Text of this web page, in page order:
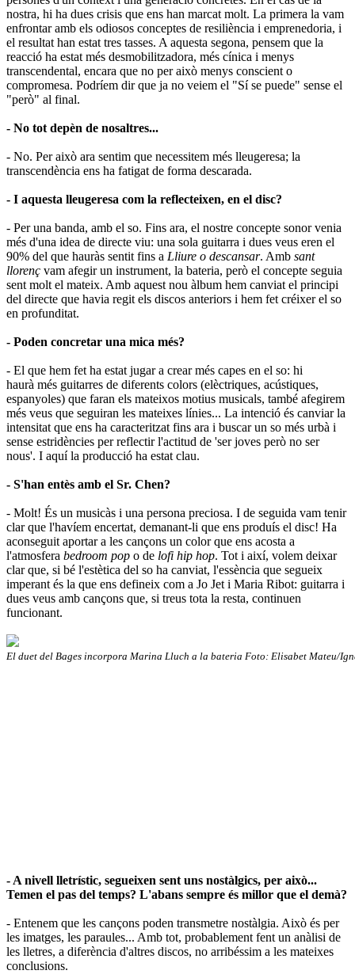
nostra, hi ha dues crisis que ens han marcat molt. La primera la vam
enfrontar amb els odiosos conceptes de resiliència i emprenedoria, i
el resultat han estat tres tasses. A aquesta segona, pensem que la
reacció ha estat més desmobilitzadora, més cínica i menys
transcendental, encara que no per això menys conscient o
compromesa. Podríem dir que ja no veiem el "Sí se puede" sense el
"però" al final.
- No tot depèn de nosaltres...
- No. Per això ara sentim que necessitem més lleugeresa; la
transcendència ens ha fatigat de forma descarada.
- I aquesta lleugeresa com la reflecteixen, en el disc?
- Per una banda, amb el so. Fins ara, el nostre concepte sonor venia
més d'una idea de directe viu: una sola guitarra i dues veus eren el
90% del que hauràs sentit fins a Lliure o descansar. Amb sant
llorenç vam afegir un instrument, la bateria, però el concepte seguia
sent molt el mateix. Amb aquest nou àlbum hem canviat el principi
del directe que havia regit els discos anteriors i hem fet créixer el so
en profunditat.
- Poden concretar una mica més?
- El que hem fet ha estat jugar a crear més capes en el so: hi
haurà més guitarres de diferents colors (elèctriques, acústiques,
espanyoles) que faran els mateixos motius musicals, també afegirem
més veus que seguiran les mateixes línies... La intenció és canviar la
intensitat que ens ha caracteritzat fins ara i buscar un so més urbà i
sense estridències per reflectir l'actitud de 'ser joves però no ser
nous'. I aquí la producció ha estat clau.
- S'han entès amb el Sr. Chen?
- Molt! És un musicàs i una persona preciosa. I de seguida vam tenir
clar que l'havíem encertat, demanant-li que ens produís el disc! Ha
aconseguit aportar a les cançons un color que ens acosta a
l'atmosfera bedroom pop o de lofi hip hop. Tot i així, volem deixar
clar que, si bé l'estètica del so ha canviat, l'essència que segueix
imperant és la que ens defineix com a Jo Jet i Maria Ribot: guitarra i
dues veus amb cançons que, si treus tota la resta, continuen
funcionant.
El duet del Bages incorpora Marina Lluch a la bateria Foto: Elisabet Mateu/
- A nivell lletrístic, segueixen sent uns nostàlgics, per això...
Temen el pas del temps? L'abans sempre és millor que el demà?
- Entenem que les cançons poden transmetre nostàlgia. Això és per
les imatges, les paraules... Amb tot, probablement fent un anàlisi de
les lletres, a diferència d'altres discos, no arribéssim a les mateixes
conclusions.